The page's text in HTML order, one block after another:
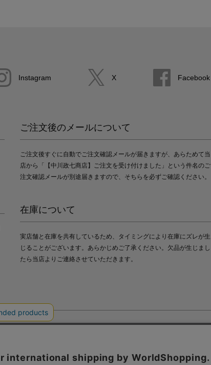
Instagram X Facebook
ご注文後のメールについて
ご注文後すぐに自動でご注文確認メールが届きますが、あらためて当
店から「【中川政七商店】ご注文を受け付けました」という件名のご
注文確認メールが別途届きますので、そちらを必ずご確認ください。
在庫について
実店舗と在庫を共有しているため、タイミングにより在庫にズレが生
じることがございます。あらかじめご了承ください。欠品が生じまし
たら当店よりご連絡させていただきます。